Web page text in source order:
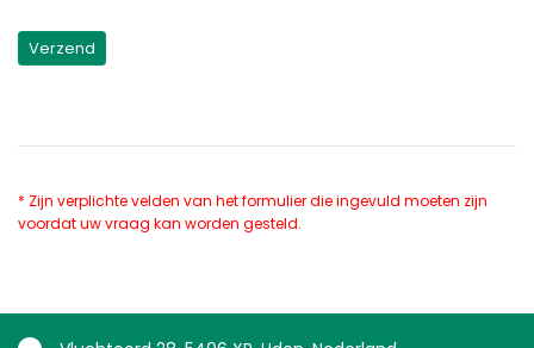
* Zijn verplichte velden van het formulier die ingevuld moeten zijn
voordat uw vraag kan worden gesteld.